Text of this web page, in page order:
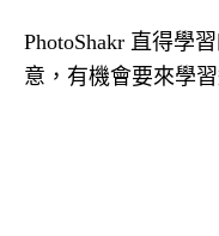
PhotoShakr 直得學
意，有機會要來學